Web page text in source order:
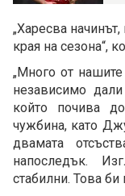
„Харесва
края на сезона“,
„Много от
независимо
който почива
чужбина, като
двамата
напоследък.
стабилни. Това